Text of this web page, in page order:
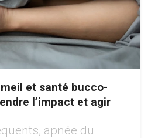
et santé bucco-
l’impact et agir
apnée du